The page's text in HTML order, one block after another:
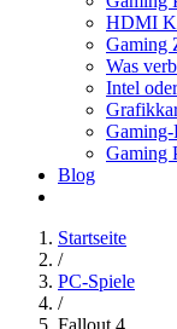
HDMI
Gaming
Was
Intel
Gaming-
Gaming
Blog
Startseite
/
PC-Spiele
/
Fallout 4